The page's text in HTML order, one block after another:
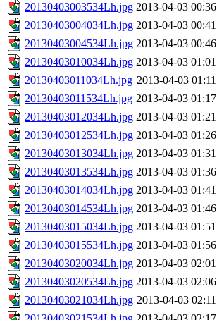
20130403003534Lh.jpg 2013-04-03 00:36
20130403004034Lh.jpg 2013-04-03 00:41
20130403004534Lh.jpg 2013-04-03 00:46
20130403010034Lh.jpg 2013-04-03 01:01
20130403011034Lh.jpg 2013-04-03 01:11
20130403011534Lh.jpg 2013-04-03 01:17
20130403012034Lh.jpg 2013-04-03 01:21
20130403012534Lh.jpg 2013-04-03 01:26
20130403013034Lh.jpg 2013-04-03 01:31
20130403013534Lh.jpg 2013-04-03 01:36
20130403014034Lh.jpg 2013-04-03 01:41
20130403014534Lh.jpg 2013-04-03 01:46
20130403015034Lh.jpg 2013-04-03 01:51
20130403015534Lh.jpg 2013-04-03 01:56
20130403020034Lh.jpg 2013-04-03 02:01
20130403020534Lh.jpg 2013-04-03 02:06
20130403021034Lh.jpg 2013-04-03 02:11